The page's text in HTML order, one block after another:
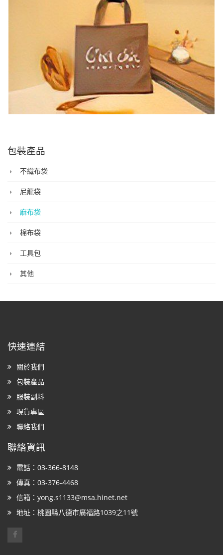
包裝產品
不織布袋
尼龍袋
麻布袋
棉布袋
工具包
其他
快速連結
關於我們
包裝產品
服裝副料
現貨專區
聯絡我們
聯絡資訊
電話：03-366-8148
傳真：03-376-4468
信箱：yong.s1133@msa.hinet.net
地址：桃園縣八德市廣福路1039之11號